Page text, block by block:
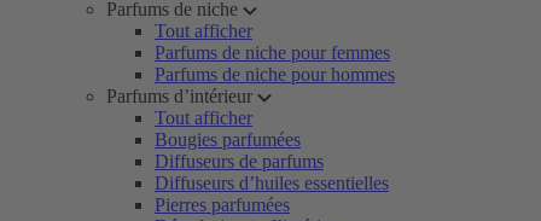
Parfums de niche
Tout afficher
Parfums de niche pour femmes
Parfums de niche pour hommes
Parfums d’intérieur
Tout afficher
Bougies parfumées
Diffuseurs de parfums
Diffuseurs d’huiles essentielles
Pierres parfumées